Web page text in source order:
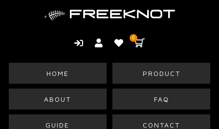
0
HOME PRODUCT
ABOUT FAQ
GUIDE CONTACT